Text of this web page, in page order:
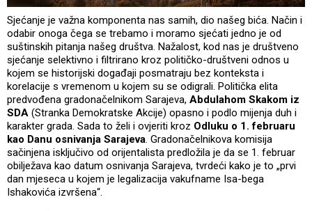
Sjećanje je važna komponenta nas samih, dio našeg bića. Način i
odabir onoga čega se trebamo i moramo sjećati jedno je od
suštinskih pitanja našeg društva. Nažalost, kod nas je društveno
sjećanje selektivno i filtrirano kroz političko-društveni odnos u
kojem se historijski događaji posmatraju bez konteksta i
korelacije s vremenom u kojem su se odigrali. Politička elita
predvođena gradonačelnikom Sarajeva, Abdulahom Skakom iz
SDA (Stranka Demokratske Akcije) opasno i podlo mijenja duh i
karakter grada. Sada to želi i ovjeriti kroz Odluku o 1. februaru
kao Danu osnivanja Sarajeva. Gradonačelnikova komisija
sačinjena isključivo od orijentalista predložila je da se 1. februar
obilježava kao datum osnivanja Sarajeva, tvrdeći kako je to „prvi
dan mjeseca u kojem je legalizacija vakufname Isa-bega
Ishakovića izvršena“.